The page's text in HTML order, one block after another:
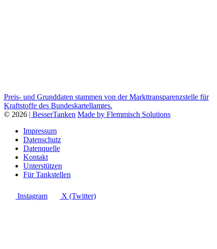
Preis- und Grunddaten stammen von der Markttransparenzstelle für
Kraftstoffe des Bundeskartellamtes.
© 2026 | BesserTanken Made by Flemmisch Solutions
Impressum
Datenschutz
Datenquelle
Kontakt
Unterstützen
Für Tankstellen
Instagram X (Twitter)